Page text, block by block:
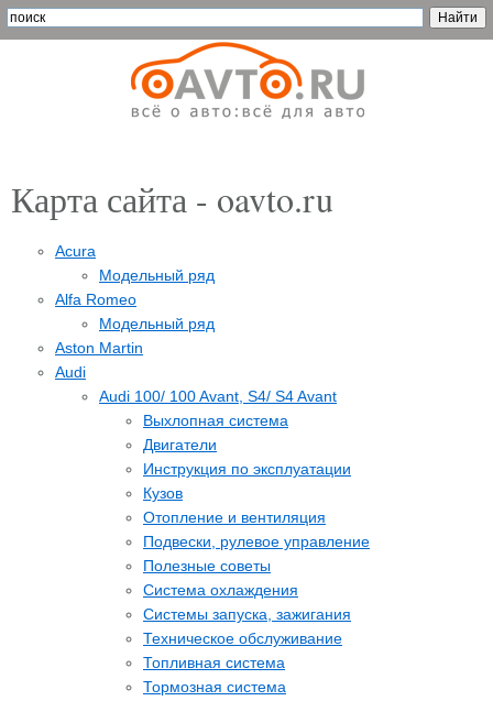
Карта сайта - oavto.ru
Acura
Модельный ряд
Alfa Romeo
Модельный ряд
Aston Martin
Audi
Audi 100/ 100 Avant, S4/ S4 Avant
Выхлопная система
Двигатели
Инструкция по эксплуатации
Кузов
Отопление и вентиляция
Подвески, рулевое управление
Полезные советы
Система охлаждения
Системы запуска, зажигания
Техническое обслуживание
Топливная система
Тормозная система